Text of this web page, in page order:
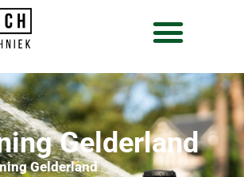
Gelderland
Gelderland